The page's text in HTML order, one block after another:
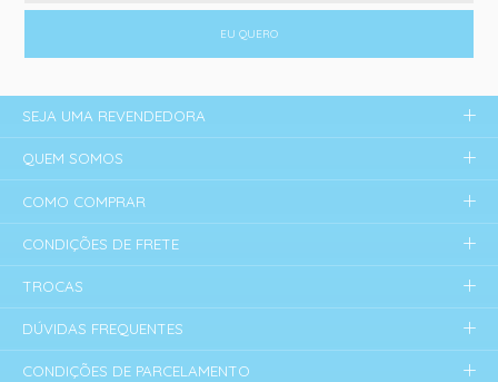
EU QUERO
SEJA UMA REVENDEDORA
QUEM SOMOS
COMO COMPRAR
CONDIÇÕES DE FRETE
TROCAS
DÚVIDAS FREQUENTES
CONDIÇÕES DE PARCELAMENTO